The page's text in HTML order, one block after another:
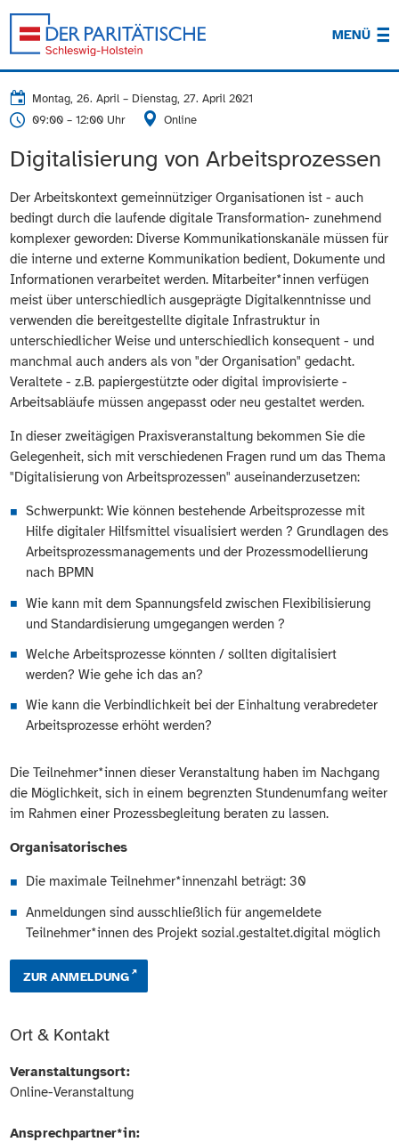
MENÜ
Montag, 26. April – Dienstag, 27. April 2021
09:00 – 12:00 Uhr
Online
Digitalisierung von Arbeitsprozessen
Der Arbeitskontext gemeinnütziger Organisationen ist - auch
bedingt durch die laufende digitale Transformation- zunehmend
komplexer geworden: Diverse Kommunikationskanäle müssen für
die interne und externe Kommunikation bedient, Dokumente und
Informationen verarbeitet werden. Mitarbeiter*innen verfügen
meist über unterschiedlich ausgeprägte Digitalkenntnisse und
verwenden die bereitgestellte digitale Infrastruktur in
unterschiedlicher Weise und unterschiedlich konsequent - und
manchmal auch anders als von "der Organisation" gedacht.
Veraltete - z.B. papiergestützte oder digital improvisierte -
Arbeitsabläufe müssen angepasst oder neu gestaltet werden.
In dieser zweitägigen Praxisveranstaltung bekommen Sie die
Gelegenheit, sich mit verschiedenen Fragen rund um das Thema
"Digitalisierung von Arbeitsprozessen" auseinanderzusetzen:
Schwerpunkt: Wie können bestehende Arbeitsprozesse mit
Hilfe digitaler Hilfsmittel visualisiert werden ?Grundlagen des
Arbeitsprozessmanagements und der Prozessmodellierung
nach BPMN
Wie kann mit dem Spannungsfeld zwischen Flexibilisierung
und Standardisierung umgegangen werden ?
Welche Arbeitsprozesse könnten / sollten digitalisiert
werden? Wie gehe ich das an?
Wie kann die Verbindlichkeit bei der Einhaltung verabredeter
Arbeitsprozesse erhöht werden?
Die Teilnehmer*innen dieser Veranstaltung haben im Nachgang
die Möglichkeit, sich in einem begrenzten Stundenumfang weiter
im Rahmen einer Prozessbegleitung beraten zu lassen.
Organisatorisches
Die maximale Teilnehmer*innenzahl beträgt: 30
Anmeldungen sind ausschließlich für angemeldete
Teilnehmer*innen des Projekt sozial.gestaltet.digital möglich
ZUR ANMELDUNG
Ort & Kontakt
Veranstaltungsort:
Online-Veranstaltung
Ansprechpartner*in: